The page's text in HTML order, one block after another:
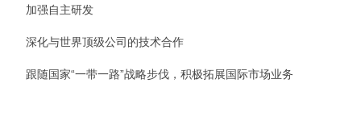
加强自主研发
深化与世界顶级公司的技术合作
跟随国家“一带一路”战略步伐，积极拓展国际市场业务